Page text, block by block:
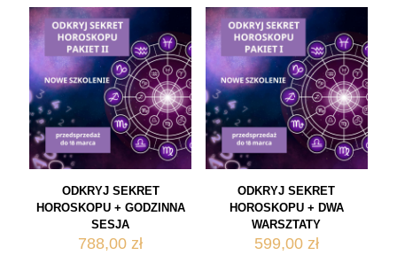
ODKRYJ SEKRET
HOROSKOPU + GODZINNA
SESJA
788,00zł
ODKRYJ SEKRET
HOROSKOPU + DWA
WARSZTATY
599,00 zł